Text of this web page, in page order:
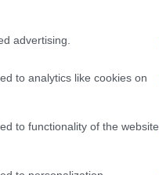
advertising.
to analytics like cookies on
to functionality of the website